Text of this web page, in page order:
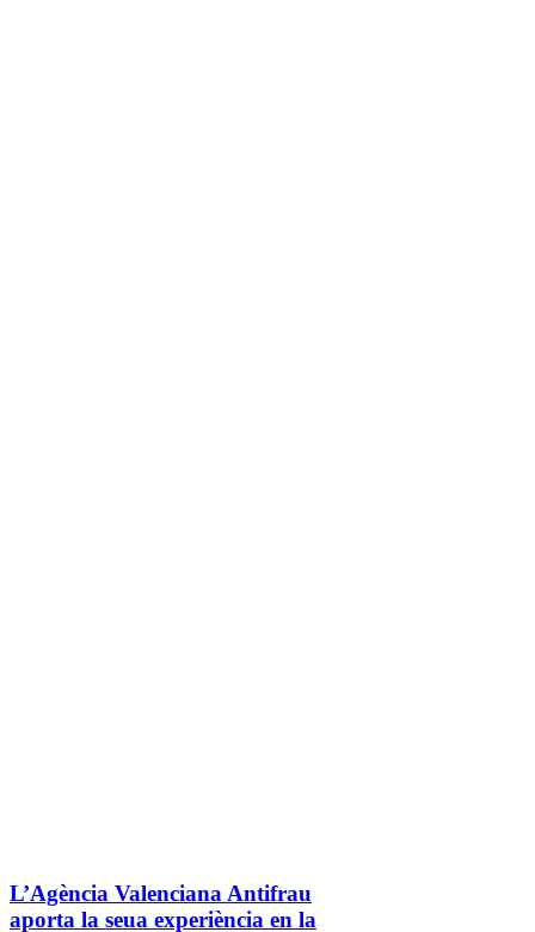
L’Agència Valenciana Antifrau
aporta la seua experiència en la